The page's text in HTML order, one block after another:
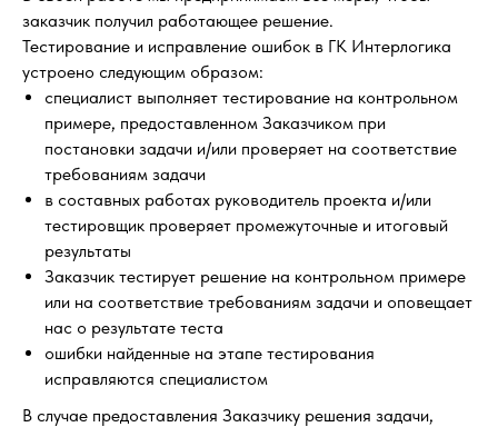
заказчик получил работающее решение.
Тестирование и исправление ошибок в ГК Интерлогика
устроено следующим образом:
специалист выполняет тестирование на контрольном
примере, предоставленном Заказчиком при
постановки задачи и/или проверяет на соответствие
требованиям задачи
в составных работах руководитель проекта и/или
тестировщик проверяет промежуточные и итоговый
результаты
Заказчик тестирует решение на контрольном примере
или на соответствие требованиям задачи и оповещает
нас о результате теста
ошибки найденные на этапе тестирования
исправляются специалистом
В случае предоставления Заказчику решения задачи,